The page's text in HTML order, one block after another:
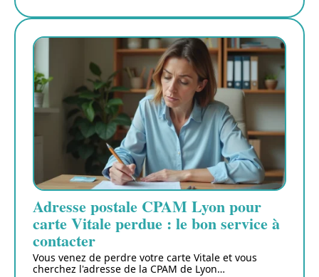
Adresse postale CPAM Lyon pour
carte Vitale perdue : le bon service à
contacter
Vous venez de perdre votre carte Vitale et vous
cherchez l'adresse de la CPAM de Lyon…